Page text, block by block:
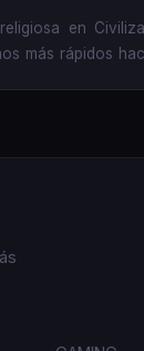
en
más rápidos